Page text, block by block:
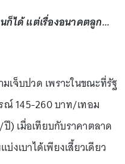
ได้ แต่เรื่องอนาคตลูก...
เจ็บปวด เพราะในขณะที่รัฐ
ณ์ 145-260 บาท/เทอม
) เมื่อเทียบกับราคาตลาด
งเบาได้เพียงเสี้ยวเดียว